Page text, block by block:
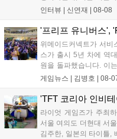
를 추구하다 보니까 팀
LoL 챔피언스 코리아
인터뷰 | 신연재 | 08-08
'프리프 유니버스',
위메이드커넥트가 서비
스가 출시 5년 차에 역
원을 돌파했습니다. 이
스포츠 대회 FWC의 영
은 전년 대비 매출과 이
FWC 그랜드 파이널이
통해 커뮤니티 중심의
게임뉴스 | 김병호 | 08-
'TFT 코리아 인비
라이엇 게임즈가 주최
서울 여의도 더현대 서
김주한, 일본의 타이틀,